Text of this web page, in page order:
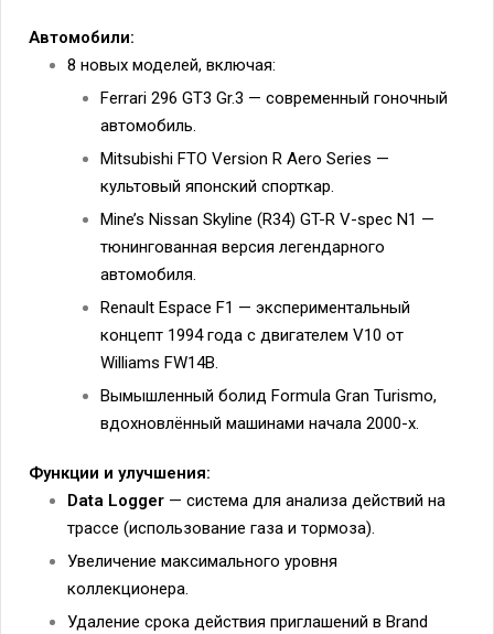
Автомобили:
8 новых моделей, включая:
Ferrari 296 GT3 Gr.3 — современный гоночный
автомобиль.
Mitsubishi FTO Version R Aero Series —
культовый японский спорткар.
Mine’s Nissan Skyline (R34) GT-R V-spec N1 —
тюнингованная версия легендарного
автомобиля.
Renault Espace F1 — экспериментальный
концепт 1994 года с двигателем V10 от
Williams FW14B.
Вымышленный болид Formula Gran Turismo,
вдохновлённый машинами начала 2000-х.
Функции и улучшения:
Data Logger — система для анализа действий на
трассе (использование газа и тормоза).
Увеличение максимального уровня
коллекционера.
Удаление срока действия приглашений в Brand